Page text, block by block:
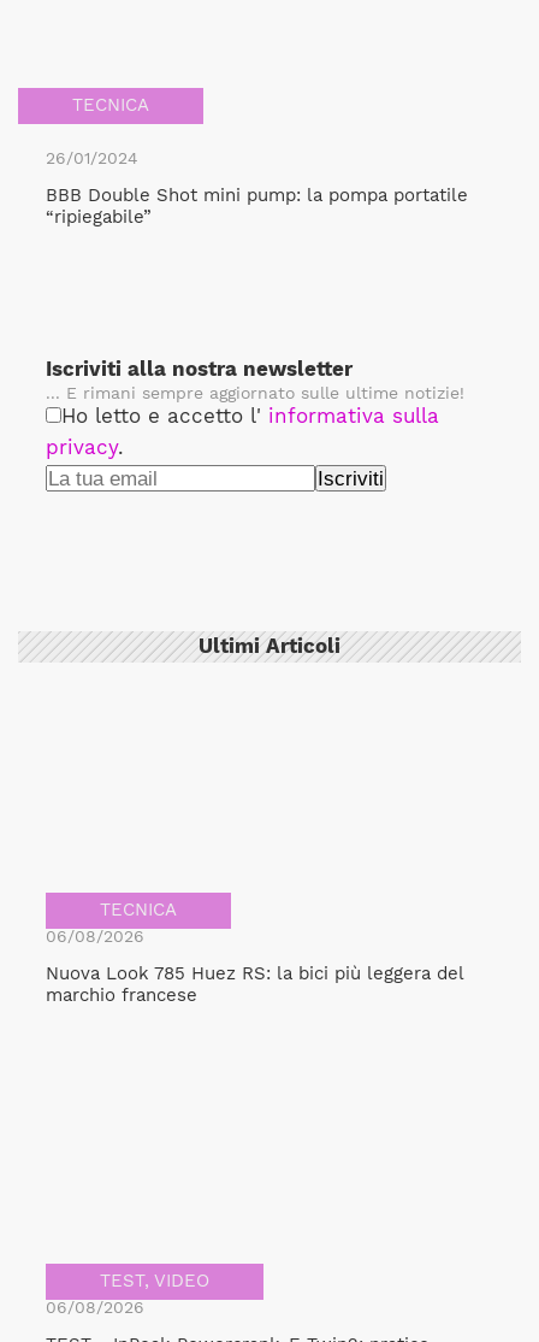
TECNICA
26/01/2024
BBB Double Shot mini pump: la pompa portatile
“ripiegabile”
Iscriviti alla nostra newsletter
... E rimani sempre aggiornato sulle ultime notizie!
Ho letto e accetto l' informativa sulla
privacy.
Ultimi Articoli
TECNICA
06/08/2026
Nuova Look 785 Huez RS: la bici più leggera del
marchio francese
TEST, VIDEO
06/08/2026